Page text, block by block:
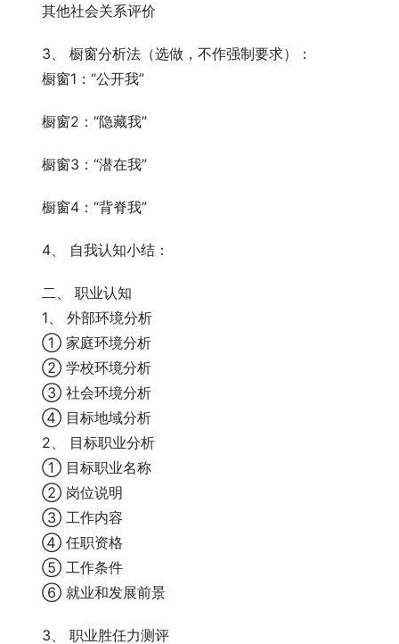
其他社会关系评价
3、 橱窗分析法（选做，不作强制要求）：
橱窗1：“公开我”
橱窗2：“隐藏我”
橱窗3：“潜在我”
橱窗4：“背脊我”
4、 自我认知小结：
二、 职业认知
1、 外部环境分析
① 家庭环境分析
② 学校环境分析
③ 社会环境分析
④ 目标地域分析
2、 目标职业分析
① 目标职业名称
② 岗位说明
③ 工作内容
④ 任职资格
⑤ 工作条件
⑥ 就业和发展前景
3、 职业胜任力测评